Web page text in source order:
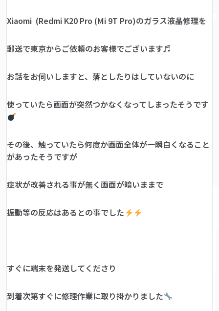
Xiaomi (Redmi K20 Pro (Mi 9T Pro)のガラス液晶修理を
郵送で東京からご依頼のお客様でございます♬
お話をお伺いしますと、落としたりはしていないのに
使っていたら画面が突然つかなくなってしまったそうです
その後、触っていたら何度か画面全体が一瞬白くなること
があったそうですが
症状が改善される事が無く画面が暗いままで
振動等の反応はあるとの事でした
すぐに端末を発送してくださり
到着次第すぐに修理作業に取り掛かりました